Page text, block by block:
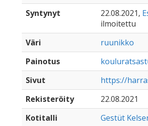
Syntynyt
22.08.2021,
ilmoitettu
Väri
ruunikko
Painotus
Sivut
https://
Rekisteröity
22.08.2021
Kotitalli
Gestüt